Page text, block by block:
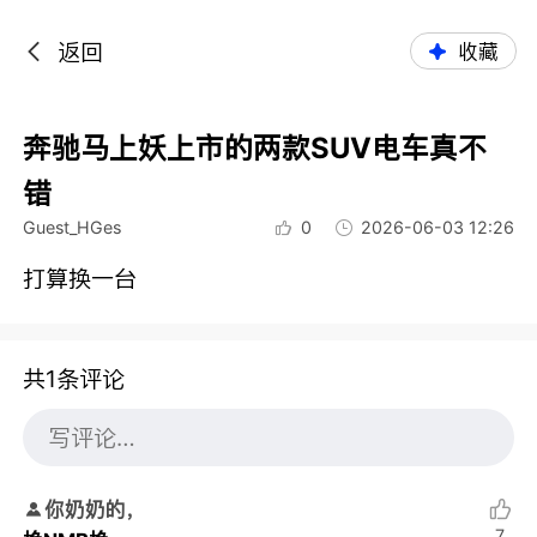
返回 收藏
奔驰马上妖上市的两款SUV电车真不
错
Guest_HGes 0 2026-06-03 12:26
打算换一台
共1条评论
你奶奶的，